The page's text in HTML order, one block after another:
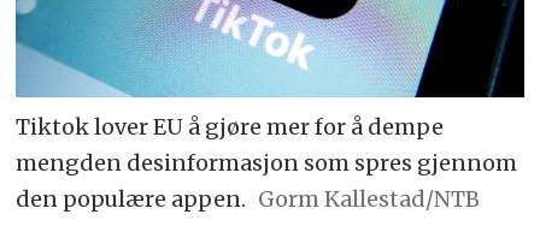
Tiktok lover EU å gjøre mer for å dempe
mengden desinformasjon som spres gjennom
den populære appen. Gorm Kallestad/NTB